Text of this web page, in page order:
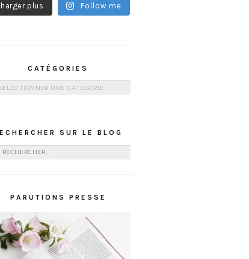
plus Follow me
CATÉGORIES
SUR LE BLOG
:
PARUTIONS PRESSE